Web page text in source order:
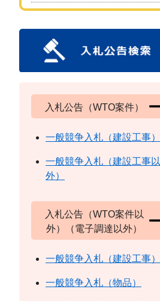
入札公告（WTO案件）
一般競争入札（建設工事）
一般競争入札（建設工事以
外）
入札公告（WTO案件以
外）（電子調達以外）
一般競争入札（建設工事）
一般競争入札（物品）